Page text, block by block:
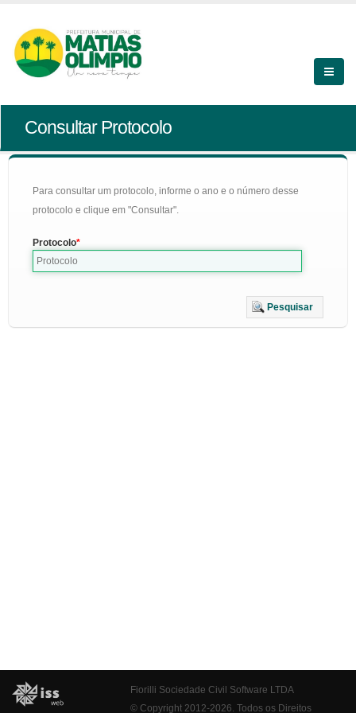
Consultar Protocolo
Para consultar um protocolo, informe o ano e o número desse
protocolo e clique em "Consultar".
Protocolo
Pesquisar
Fiorilli Sociedade Civil Software LTDA
© Copyright 2012-2026. Todos os Direitos